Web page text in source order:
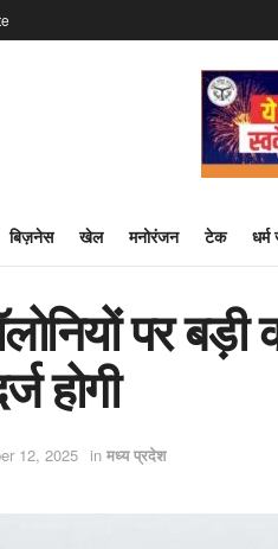
बिज़नेस खेल मनोरंजन टेक धर्म
पर बड़ी
होगी
12, 2025 in मध्य प्रदेश